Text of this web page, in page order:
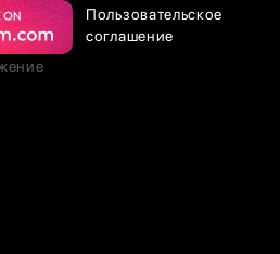
Пользовательское
соглашение